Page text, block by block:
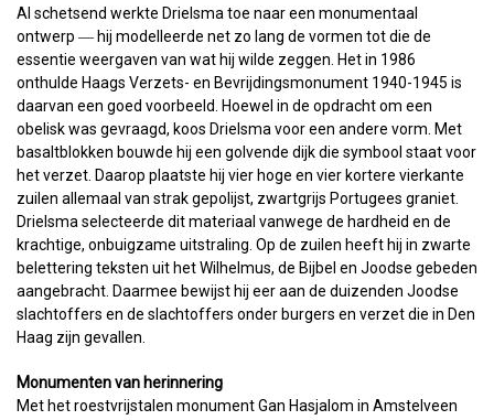
Al schetsend werkte Drielsma toe naar een monumentaal
ontwerp ― hij modelleerde net zo lang de vormen tot die de
essentie weergaven van wat hij wilde zeggen. Het in 1986
onthulde Haags Verzets- en Bevrijdingsmonument 1940-1945 is
daarvan een goed voorbeeld. Hoewel in de opdracht om een
obelisk was gevraagd, koos Drielsma voor een andere vorm. Met
basaltblokken bouwde hij een golvende dijk die symbool staat voor
het verzet. Daarop plaatste hij vier hoge en vier kortere vierkante
zuilen allemaal van strak gepolijst, zwartgrijs Portugees graniet.
Drielsma selecteerde dit materiaal vanwege de hardheid en de
krachtige, onbuigzame uitstraling. Op de zuilen heeft hij in zwarte
belettering teksten uit het Wilhelmus, de Bijbel en Joodse gebeden
aangebracht. Daarmee bewijst hij eer aan de duizenden Joodse
slachtoffers en de slachtoffers onder burgers en verzet die in Den
Haag zijn gevallen.
Monumenten van herinnering
Met het roestvrijstalen monument Gan Hasjalom in Amstelveen